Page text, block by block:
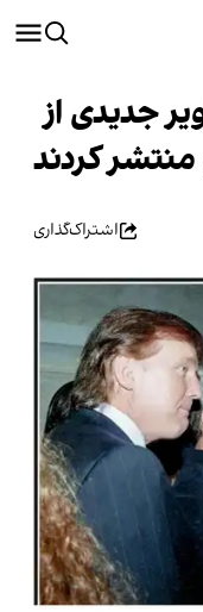
جدیدی از
کردند
اشتراک‌گذاری